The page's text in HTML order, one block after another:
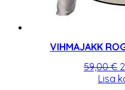
VIHMAJAKK
59,00€
Lisa